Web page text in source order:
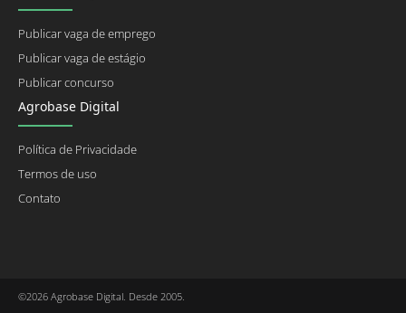
Publicar vaga de emprego
Publicar vaga de estágio
Publicar concurso
Agrobase Digital
Política de Privacidade
Termos de uso
Contato
©2026 Agrobase Digital. Desde 2005.